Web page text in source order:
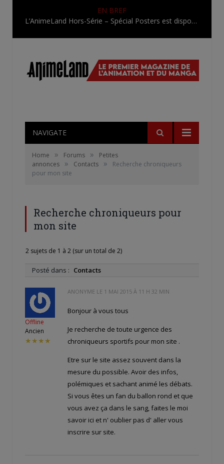
EN BREF
L’AnimeLand Hors-Série – Spécial Posters est disponible !
NAVIGATE
Home » Forums »
Petites
annonces
» Contacts »
Recherche chroniqueurs
pour mon site
Recherche chroniqueurs pour
mon site
2 sujets de 1 à 2 (sur un total de 2)
Posté dans : Contacts
Offline
Ancien
★★★★
ANONYME LE 1 MAI 2015 À 11 H 32 MIN
Bonjour à vous tous
Je recherche de toute urgence des
chroniqueurs sportifs pour mon site .
Etre sur le site assez souvent dans la
mesure du possible. Avoir des infos,
polémiques et sachant animé les débats.
Si vous êtes un fan du ballon rond et que
vous avez ça dans le sang, faites le moi
savoir ici et n' oublier pas d' aller vous
inscrire sur site.